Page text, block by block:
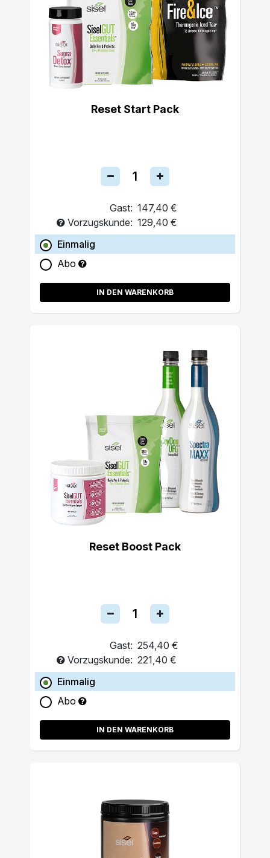
Reset Start Pack
Gast: 147,40 €
Vorzugskunde: 129,40 €
Einmalig
Abo
IN DEN WARENKORB
Reset Boost Pack
Gast: 254,40 €
Vorzugskunde: 221,40 €
Einmalig
Abo
IN DEN WARENKORB